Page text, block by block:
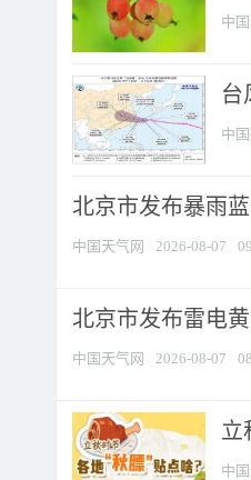
中
台
中
北京市发布暴雨
中国天气网 2026-08-07
北京市发布雷电
中国天气网 2026-08-07
立
中